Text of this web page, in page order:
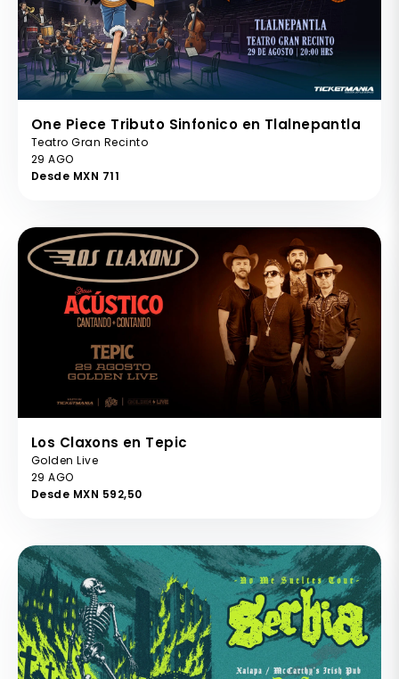
One Piece Tributo Sinfonico en Tlalnepantla
Teatro Gran Recinto
29 AGO
Desde MXN 711
Los Claxons en Tepic
Golden Live
29 AGO
Desde MXN 592,50